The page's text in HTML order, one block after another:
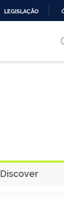
LEGISLAÇÃO
Discover